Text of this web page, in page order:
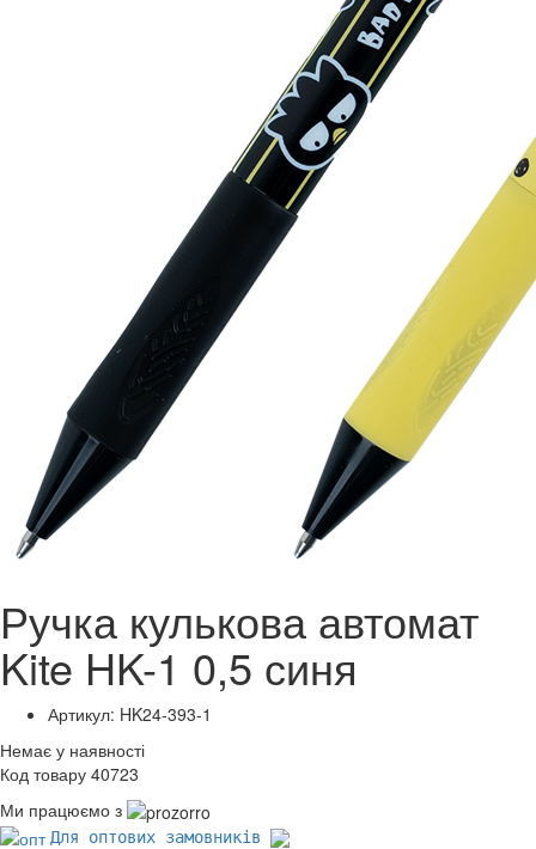
Ручка кулькова автомат
Kite HK-1 0,5 синя
Артикул: HK24-393-1
Немає у наявності
Код товару 40723
Ми працюємо з
Для оптових замовників